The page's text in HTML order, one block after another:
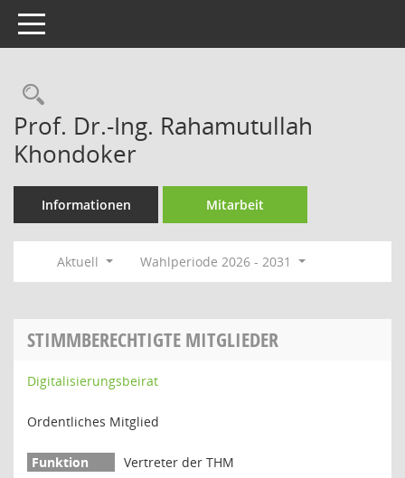
Toggle navigation
Rechercheauswahl
Prof. Dr.-Ing. Rahamutullah
Khondoker
Informationen Mitarbeit
Aktuell Wahlperiode 2026 - 2031
STIMMBERECHTIGTE MITGLIEDER
Digitalisierungsbeirat
Ordentliches Mitglied
Vertreter der THM